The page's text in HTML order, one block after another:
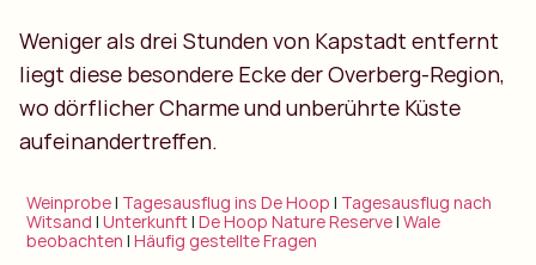
Weniger als drei Stunden von Kapstadt entfernt
liegt diese besondere Ecke der Overberg-Region,
wo dörflicher Charme und unberührte Küste
aufeinandertreffen.
Weinprobe| Tagesausflug ins De Hoop | Tagesausflug nach
Witsand |Unterkunft|De Hoop Nature Reserve|Wale
beobachten |Häufig gestellte Fragen